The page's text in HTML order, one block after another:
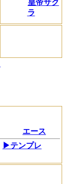
皇帝サク
ラ
エース
▶テンプレ